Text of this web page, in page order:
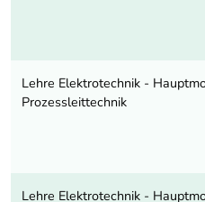
Lehre Elektrotechnik -
Prozessleittechnik
Lehre Elektrotechnik -